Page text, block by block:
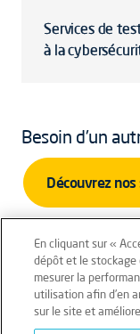
Services de
à la
Besoin d'un
Découvrez
Mentions légales
Données
En cliquant sur «
dépôt et le stockage
mesurer la
utilisation afin d’en
sur le site et